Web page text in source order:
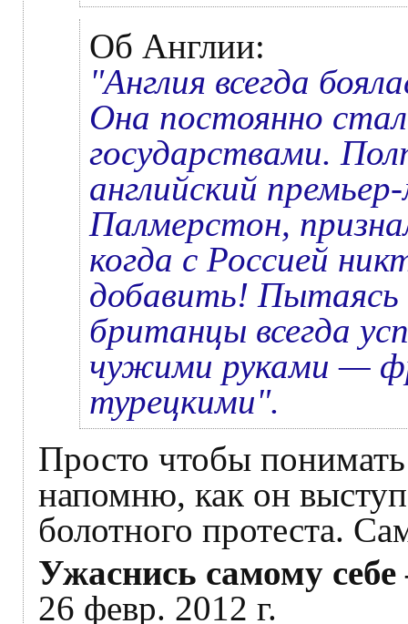
Об Англии:
"Англия всегда
Она постоянно
государствами.
английский
Палмерстон,
когда с Россией
добавить! Пытаясь
британцы всегда
чужими руками —
турецкими".
Просто чтобы понимать
напомню, как он
болотного протеста.
Ужаснись самому себе
26 февр. 2012 г.